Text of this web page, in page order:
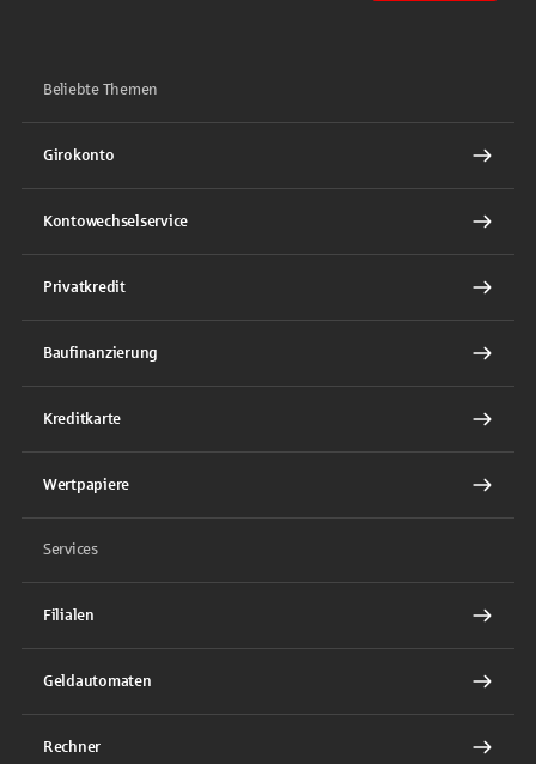
Beliebte Themen
Girokonto
Kontowechselservice
Privatkredit
Baufinanzierung
Kreditkarte
Wertpapiere
Services
Filialen
Geldautomaten
Rechner